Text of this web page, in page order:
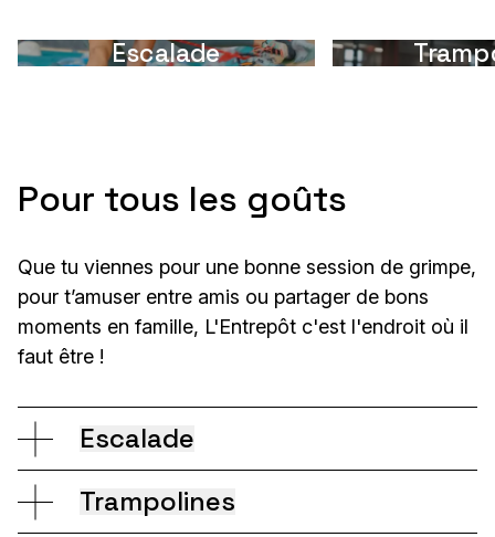
Escalade
Pour tous les goûts
Que tu viennes pour une bonne session de grimpe,
pour t’amuser entre amis ou partager de bons
moments en famille, L'Entrepôt c'est l'endroit où il
faut être !
Escalade
Plus de1 200 m²
Trampolines